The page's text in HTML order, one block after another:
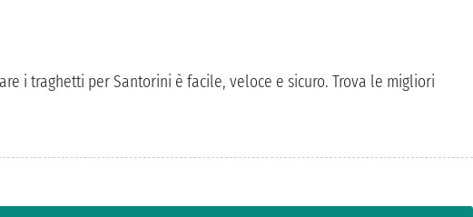
i traghetti per Santorini è facile, veloce e sicuro. Trova le migliori